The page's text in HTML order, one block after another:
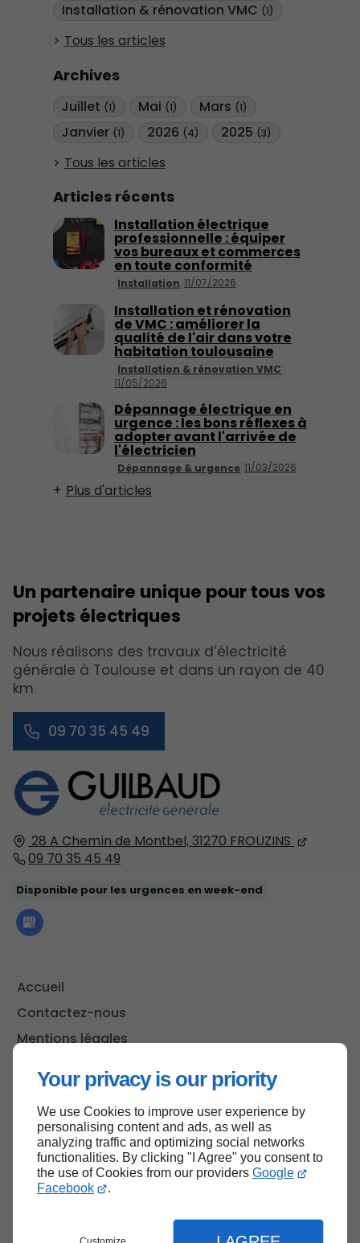
Your privacy is our priority
We use Cookies to improve user experience by
personalising content and ads, as well as
analyzing traffic and optimizing social networks
functionalities. By clicking "I Agree" you consent to
the use of Cookies from our providers Google
Facebook
.
Installation & rénovation VMC (1)
Tous les articles
Archives
Juillet (1) Mai (1) Mars (1)
Janvier (1) 2026 (4) 2025 (3)
Tous les articles
Articles récents
Installation 11/07/2026
Installation électrique
professionnelle : équiper
vos bureaux et commerces
en toute conformité
Installation & rénovation VMC
11/05/2026
Installation et rénovation
de VMC : améliorer la
qualité de l'air dans votre
habitation toulousaine
Dépannage & urgence 11/03/2026
Dépannage électrique en
urgence : les bons réflexes à
adopter avant l'arrivée de
l'électricien
Plus d'articles
28 A Chemin de Montbel,31270 FROUZINS
09 70 35 45 49
Disponible pour les urgences en week-end
Accueil
Contactez-nous
Mentions légales
Un partenaire unique pour tous vos
projets électriques
Nous réalisons des travaux d’électricité
générale à Toulouse et dans un rayon de 40
km.
09 70 35 45 49
Haut de page